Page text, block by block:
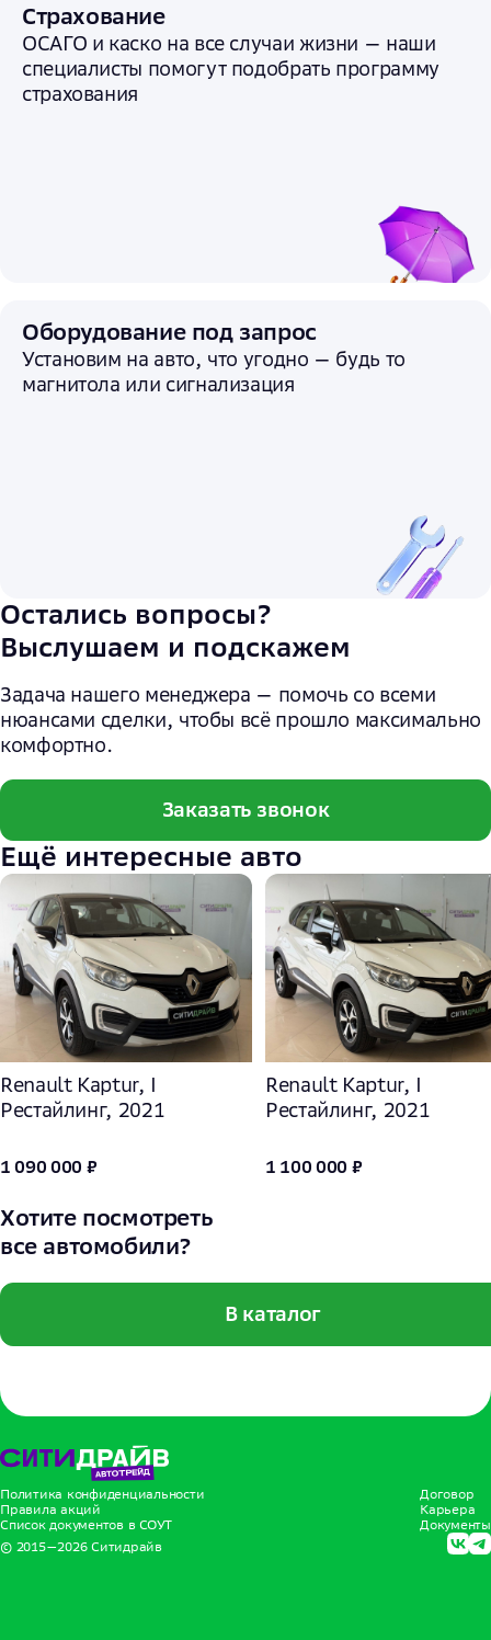
Страхование
ОСАГО и каско на все случаи жизни — наши
специалисты помогут подобрать программу
страхования
Оборудование под запрос
Установим на авто, что угодно — будь то
магнитола или сигнализация
Остались вопросы?
Выслушаем и подскажем
Задача нашего менеджера — помочь со всеми
нюансами сделки, чтобы всё прошло максимально
комфортно.
Заказать звонок
Ещё интересные авто
Renault Kaptur, I
Рестайлинг, 2021
1 090 000 ₽
Renault Kaptur, I
Рестайлинг, 2021
1 100 000 ₽
Хотите посмотреть
все автомобили?
В каталог
Политика конфиденциальности
Правила акций
Список документов в СОУТ
Договор
Карьера
Документы
© 2015—2026Ситидрайв